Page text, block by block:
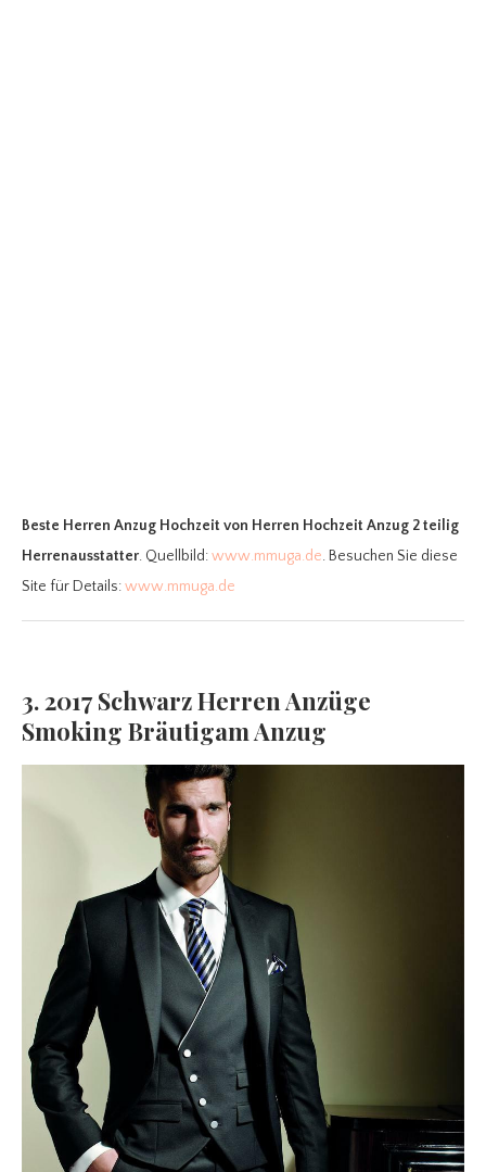
Beste Herren Anzug Hochzeit von Herren Hochzeit Anzug 2 teilig
Herrenausstatter. Quellbild:www.mmuga.de. Besuchen Sie diese
Site für Details:www.mmuga.de
3. 2017 Schwarz Herren Anzüge
Smoking Bräutigam Anzug